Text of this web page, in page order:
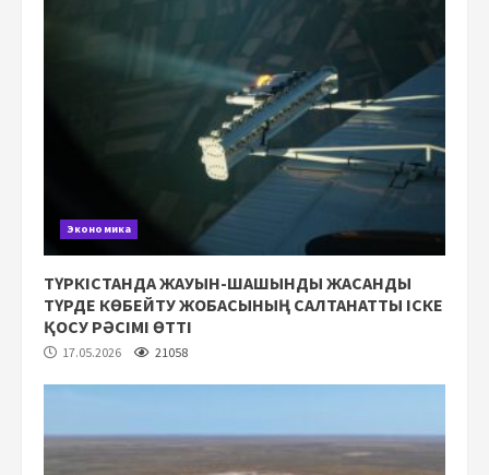
Экономика
ТҮРКІСТАНДА ЖАУЫН-ШАШЫНДЫ ЖАСАНДЫ
ТҮРДЕ КӨБЕЙТУ ЖОБАСЫНЫҢ САЛТАНАТТЫ ІСКЕ
ҚОСУ РӘСІМІ ӨТТІ
17.05.2026 21058